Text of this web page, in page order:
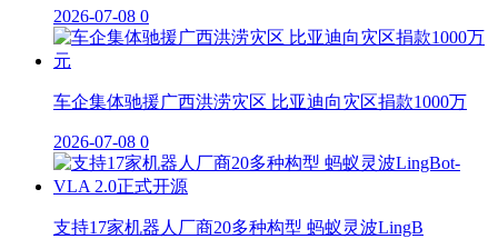
2026-07-08 0
车企集体驰援广西洪涝灾区 比亚迪向灾区捐款1000万
2026-07-08 0
支持17家机器人厂商20多种构型 蚂蚁灵波LingB